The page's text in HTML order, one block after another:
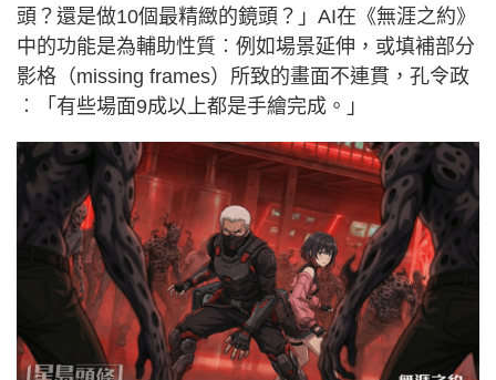
頭？還是做10個最精緻的鏡頭？」AI在《無涯之約》
中的功能是為輔助性質︰例如場景延伸，或填補部分
影格（missing frames）所致的畫面不連貫，孔令政
︰「有些場面9成以上都是手繪完成。」